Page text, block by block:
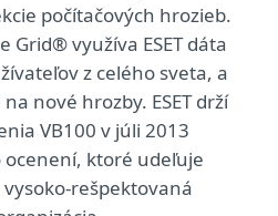
počítačových hrozieb.
Grid® využíva ESET dáta
z celého sveta, a
nové hrozby. ESET drží
VB100 v júli 2013
ktoré udeľuje
rešpektovaná